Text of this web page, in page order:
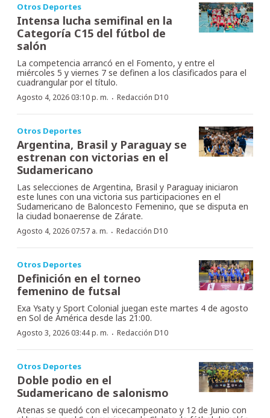
Otros Deportes
Intensa lucha semifinal en la
Categoría C15 del fútbol de
salón
La competencia arrancó en el Fomento, y entre el
miércoles 5 y viernes 7 se definen a los clasificados para el
cuadrangular por el título.
Agosto 4, 2026 03:10 p. m. · Redacción D10
Otros Deportes
Argentina, Brasil y Paraguay se
estrenan con victorias en el
Sudamericano
Las selecciones de Argentina, Brasil y Paraguay iniciaron
este lunes con una victoria sus participaciones en el
Sudamericano de Baloncesto Femenino, que se disputa en
la ciudad bonaerense de Zárate.
Agosto 4, 2026 07:57 a. m. · Redacción D10
Otros Deportes
Definición en el torneo
femenino de futsal
Exa Ysaty y Sport Colonial juegan este martes 4 de agosto
en Sol de América desde las 21:00.
Agosto 3, 2026 03:44 p. m. · Redacción D10
Otros Deportes
Doble podio en el
Sudamericano de salonismo
Atenas se quedó con el vicecampeonato y 12 de Junio con